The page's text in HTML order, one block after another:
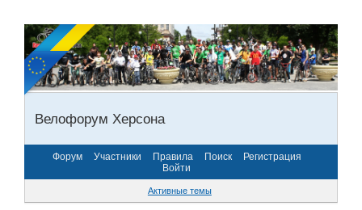
Велофорум Херсона
Форум Участники Правила Поиск
Регистрация
Войти
Активные темы